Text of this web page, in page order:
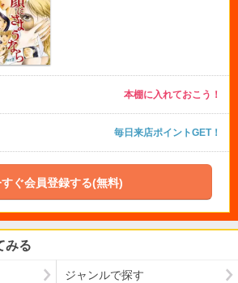
本棚に入れておこう！
毎日来店ポイントGET！
ぐ会員登録する(無料)
みる
ジャンルで探す